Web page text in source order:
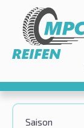
Saison